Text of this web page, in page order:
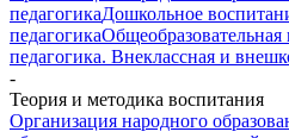
педагогикаДошкольное
педагогика
педагогика. Внеклассная и
-
Теория и методика воспитания
Организация народного